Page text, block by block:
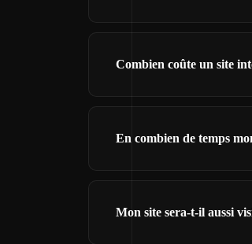
Combien coûte un site
En combien de temps
Mon site sera-t-il aussi